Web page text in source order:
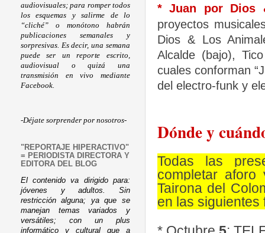
*Juan por Dios
proyectos
Dios & Los
Alcalde (bajo),
cuales conforman
del electro-funk y
Dónde y
Todas las
completar
Tairona del
en las siguientes
audiovisuales; para romper todos
los esquemas y salirme de lo
“cliché” o monótono habrán
publicaciones semanales y
sorpresivas. Es decir, una semana
puede ser un reporte escrito,
audiovisual o quizá una
transmisión en vivo mediante
Facebook.
-Déjate sorprender por nosotros-
"REPORTAJE HIPERACTIVO"
= PERIODISTA DIRECTORA Y
EDITORA DEL BLOG
El contenido va dirigido para:
jóvenes y adultos. Sin
restricción alguna; ya que se
manejan temas variados y
versátiles; con un plus
informático y cultural que a